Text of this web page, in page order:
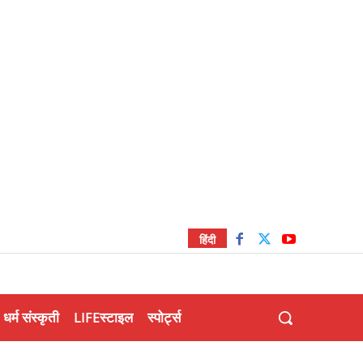
हिंदी
धर्म संस्कृती LIFEस्टाइल स्पोर्ट्स